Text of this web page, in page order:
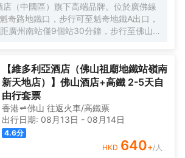
趴及獨處休憩的上乘優選！ 有朋自遠
方來，不亦樂乎！ 我們將竭誠您服務
（中國區）旗下高端品牌。位於廣佛線
奇路地鐵口，步行可至魁奇地鐵A出口，
廣州南站僅9個站30分鐘，步行至佛山瀾
，交通十分便捷。 酒店佔地面積近4000
的地面以及地下負一A層停車場，投入總
方，擁有智能化豪華客房，分佈於29-
擁有全景緻落地玻璃窗，一覽禪城乃至佛
極目禪天遠，相逢盡歡顏”。配備電動窗紗
鍵智能燈光控制，3秒速熱淋浴系統，高
助洗衣房（全新自動化LG洗衣機烘乾
小型會議廳，均配備高清LED；28樓正宗
【維多利亞酒店（佛山祖廟地鐵站嶺南
新天地店）】佛山酒店+高鐵 2-5天自
由行套票
香港 佛山 往返火車/高鐵票
出行日期: 08月13日 - 08月14日
4.6分
HKD 640+/人